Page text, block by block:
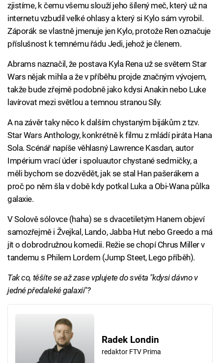
zjistíme, k čemu všemu slouží jeho šílený meč, který už na
internetu vzbudil velké ohlasy a který si Kylo sám vyrobil.
Záporák se vlastně jmenuje jen Kylo, protože Ren označuje
příslušnost k temnému řádu Jedi, jehož je členem.
Abrams naznačil, že postava Kyla Rena už se světem Star
Wars nějak mihla a že v příběhu projde značným vývojem,
takže bude zřejmě podobně jako kdysi Anakin nebo Luke
lavírovat mezi světlou a temnou stranou Síly.
A na závěr taky něco k dalším chystaným bijákům z tzv.
Star Wars Anthology, konkrétně k filmu z mládí piráta Hana
Sola. Scénář napíše věhlasný Lawrence Kasdan, autor
Impérium vrací úder i spoluautor chystané sedmičky, a
měli bychom se dozvědět, jak se stal Han pašerákem a
proč po něm šla v době kdy potkal Luka a Obi-Wana půlka
galaxie.
V Solově sólovce (haha) se s dvacetiletým Hanem objeví
samozřejmě i Žvejkal, Lando, Jabba Hut nebo Greedo a má
jít o dobrodružnou komedii. Režie se chopí Chrus Miller v
tandemu s Philem Lordem (Jump Steet, Lego příběh).
Tak co, těšíte se až zase vplujete do světa "kdysi dávno v
jedné předaleké galaxii"?
Radek Londin
redaktor FTV Prima